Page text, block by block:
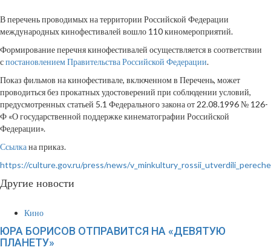
В перечень проводимых на территории Российской Федерации
международных кинофестивалей вошло 110 киномероприятий.
Формирование перечня кинофестивалей осуществляется в соответствии
спостановлением Правительства Российской Федерации.
Показ фильмов на кинофестивале, включенном в Перечень, может
проводиться без прокатных удостоверений при соблюдении условий,
предусмотренных статьей 5.1 Федерального закона от 22.08.1996 № 126-
Ф «О государственной поддержке кинематографии Российской
Федерации».
Ссылкана приказ.
https://culture.gov.ru/press/news/
Другие новости
Кино
ЮРА БОРИСОВ ОТПРАВИТСЯ НА «ДЕВЯТУЮ
ПЛАНЕТУ»